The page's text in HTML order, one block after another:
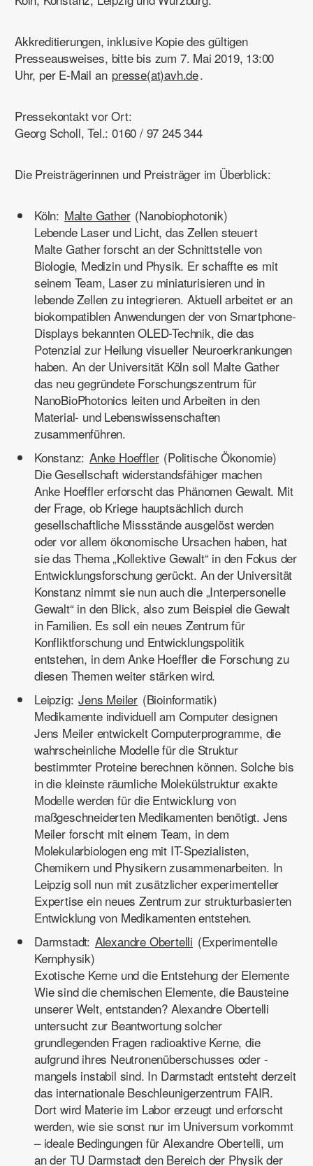
Akkreditierungen, inklusive Kopie des gültigen
Presseausweises, bitte bis zum 7. Mai 2019, 13:00
Uhr, per E-Mail an presse(at)avh.de.
Pressekontakt vor Ort:
Georg Scholl, Tel.: 0160 / 97 245 344
Die Preisträgerinnen und Preisträger im Überblick:
Köln: Malte Gather (Nanobiophotonik)
Lebende Laser und Licht, das Zellen steuert
Malte Gather forscht an der Schnittstelle von
Biologie, Medizin und Physik. Er schaffte es mit
seinem Team, Laser zu miniaturisieren und in
lebende Zellen zu integrieren. Aktuell arbeitet er an
biokompatiblen Anwendungen der von Smartphone-
Displays bekannten OLED-Technik, die das
Potenzial zur Heilung visueller Neuroerkrankungen
haben. An der Universität Köln soll Malte Gather
das neu gegründete Forschungszentrum für
NanoBioPhotonics leiten und Arbeiten in den
Material- und Lebenswissenschaften
zusammenführen.
Konstanz: Anke Hoeffler (Politische Ökonomie)
Die Gesellschaft widerstandsfähiger machen
Anke Hoeffler erforscht das Phänomen Gewalt. Mit
der Frage, ob Kriege hauptsächlich durch
gesellschaftliche Missstände ausgelöst werden
oder vor allem ökonomische Ursachen haben, hat
sie das Thema „Kollektive Gewalt“ in den Fokus der
Entwicklungsforschung gerückt. An der Universität
Konstanz nimmt sie nun auch die „Interpersonelle
Gewalt“ in den Blick, also zum Beispiel die Gewalt
in Familien. Es soll ein neues Zentrum für
Konfliktforschung und Entwicklungspolitik
entstehen, in dem Anke Hoeffler die Forschung zu
diesen Themen weiter stärken wird.
Leipzig: Jens Meiler (Bioinformatik)
Medikamente individuell am Computer designen
Jens Meiler entwickelt Computerprogramme, die
wahrscheinliche Modelle für die Struktur
bestimmter Proteine berechnen können. Solche bis
in die kleinste räumliche Molekülstruktur exakte
Modelle werden für die Entwicklung von
maßgeschneiderten Medikamenten benötigt. Jens
Meiler forscht mit einem Team, in dem
Molekularbiologen eng mit IT-Spezialisten,
Chemikern und Physikern zusammenarbeiten. In
Leipzig soll nun mit zusätzlicher experimenteller
Expertise ein neues Zentrum zur strukturbasierten
Entwicklung von Medikamenten entstehen.
Darmstadt: Alexandre Obertelli (Experimentelle
Kernphysik)
Exotische Kerne und die Entstehung der Elemente
Wie sind die chemischen Elemente, die Bausteine
unserer Welt, entstanden? Alexandre Obertelli
untersucht zur Beantwortung solcher
grundlegenden Fragen radioaktive Kerne, die
aufgrund ihres Neutronenüberschusses oder -
mangels instabil sind. In Darmstadt entsteht derzeit
das internationale Beschleunigerzentrum FAIR.
Dort wird Materie im Labor erzeugt und erforscht
werden, wie sie sonst nur im Universum vorkommt
– ideale Bedingungen für Alexandre Obertelli, um
an der TU Darmstadt den Bereich der Physik der